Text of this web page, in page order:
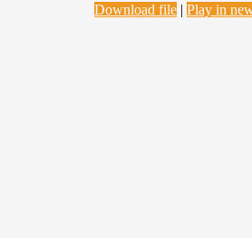
Download file | Play in